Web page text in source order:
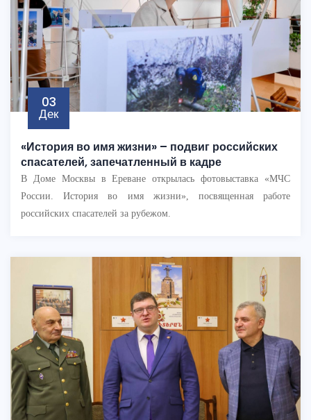
03
Дек
«История во имя жизни» – подвиг российских
спасателей, запечатленный в кадре
В Доме Москвы в Ереване открылась фотовыставка «МЧС
России. История во имя жизни», посвященная работе
российских спасателей за рубежом.